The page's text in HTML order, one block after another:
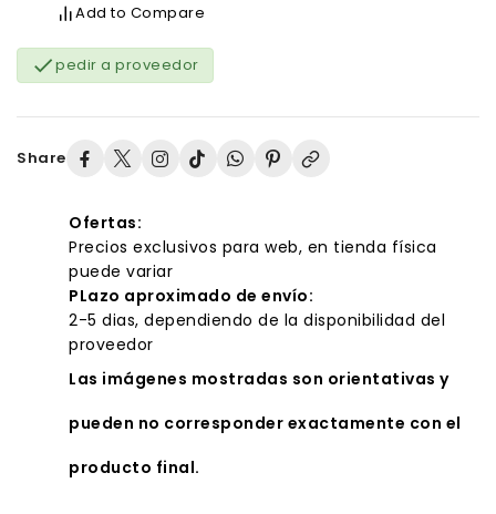
Add to Compare
pedir a proveedor
Share
Ofertas:
Precios exclusivos para web, en tienda física
puede variar
PLazo aproximado de envío:
2-5 dias, dependiendo de la disponibilidad del
proveedor
Las imágenes mostradas son orientativas y
pueden no corresponder exactamente con el
producto final.